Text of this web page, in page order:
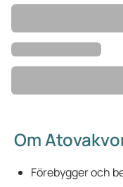
Om
Förebygger och